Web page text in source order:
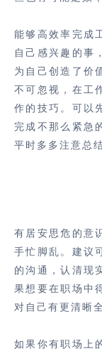
能够高效率完成
自己感兴趣的事
为自己创造了价
不可忽视，在工
作的技巧。可以
完成不那么紧急
平时多多注意总
有居安思危的意
手忙脚乱。建议
的沟通，认清现
果想要在职场中
对自己有更清晰
如果你有职场上